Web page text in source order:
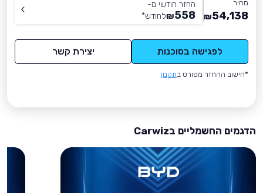
מחיר
54,138
₪
החזר חודשי מ-
558
₪לחודש*
לפגישה בסוכנות יצירת קשר
*חישוב ההחזר מפורט בתקנון
הדגמים החשמליים בCarwiz